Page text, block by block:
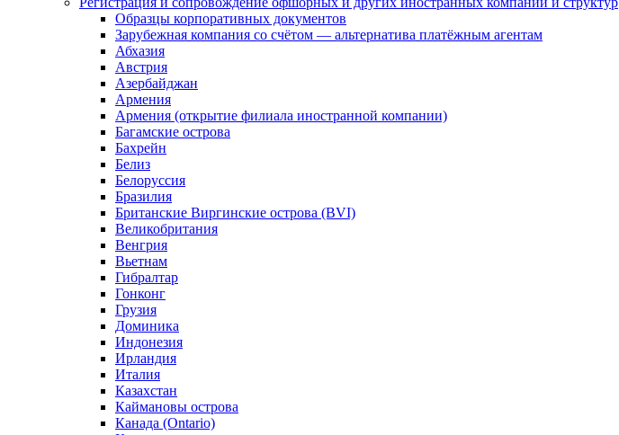
Образцы корпоративных документов
Зарубежная компания со счётом — альтернатива платёжным агентам
Абхазия
Австрия
Азербайджан
Армения
Армения (открытие филиала иностранной компании)
Багамские острова
Бахрейн
Белиз
Белоруссия
Бразилия
Британские Виргинские острова (BVI)
Великобритания
Венгрия
Вьетнам
Гибралтар
Гонконг
Грузия
Доминика
Индонезия
Ирландия
Италия
Казахстан
Каймановы острова
Канада (Ontario)